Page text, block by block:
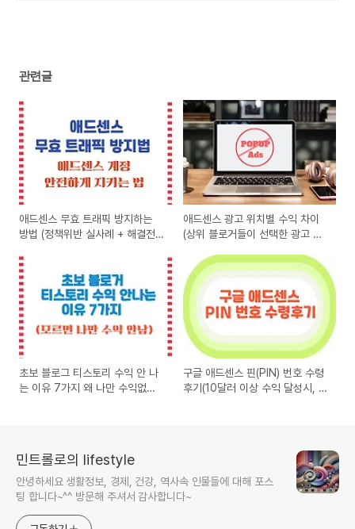
관련글
애드센스 무효 트래픽 방지하는
방법 (정책위반 실사례 + 해결전
는 방법
애드센스 광고 위치별 수익 차이
(상위 블로거들이 선택한 광고 배
초보 블로그 티스토리 수익 안 나
는 이유 7가지 왜 나만 수익없이
구글 애드센스 핀(PIN) 번호 수령
후기(10달러 이상 수익 달성시, 핀
민트롤로의 lifestyle
안녕하세요 생활정보, 경제, 건강, 역사속 인물들에 대해 포스
팅 합니다~^^ 방문해 주셔서 감사합니다~